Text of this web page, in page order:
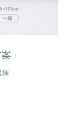
」
擇